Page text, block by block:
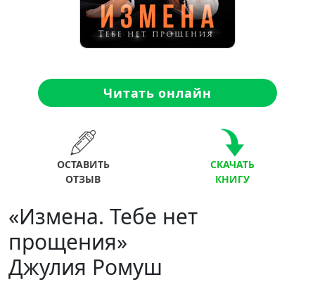
Читать онлайн
ОСТАВИТЬ
ОТЗЫВ
СКАЧАТЬ
КНИГУ
«Измена. Тебе нет
прощения»
Джулия Ромуш